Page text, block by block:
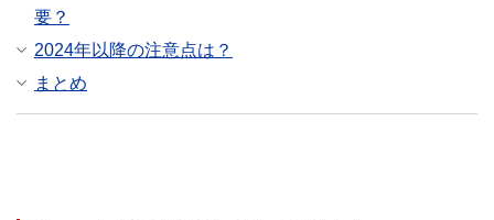
要？
2024年以降の注意点は？
まとめ